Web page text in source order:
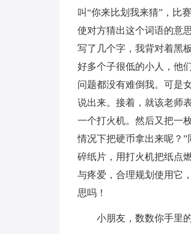
叫“你来比划我来猜”，比
使对方猜出这个词语的意
写了几个字，我背对着黑
好多个子很低的小人，他
问题都没有难倒我。可是
说出来。接着，就该老师
一个打火机。然后又把一
情况下把硬币拿出来呢？
碎纸片，用打火机把纸点
与疼爱，合理规划使用它
思吗！
小朋友，数数你手里